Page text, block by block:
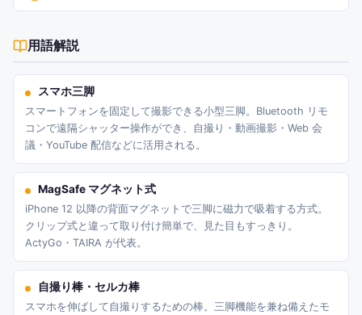
用語解説
スマホ三脚
スマートフォンを固定して撮影できる小型三脚。Bluetooth リモ
コンで遠隔シャッター操作ができ、自撮り・動画撮影・Web 会
議・YouTube 配信などに活用される。
MagSafe マグネット式
iPhone 12 以降の背面マグネットで三脚に磁力で吸着する方式。
クリップ式と違って取り付け簡単で、見た目もすっきり。
ActyGo・TAIRA が代表。
自撮り棒・セルカ棒
スマホを伸ばして自撮りするための棒。三脚機能を兼ね備えたモ